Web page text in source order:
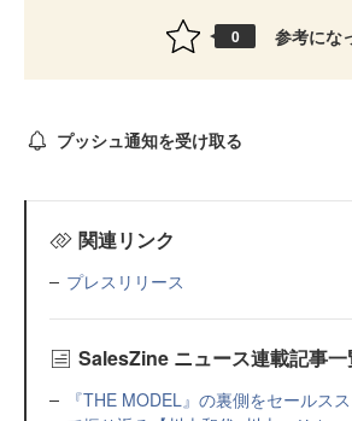
0 参考にな
プッシュ通知を受け取る
関連リンク
プレスリリース
SalesZine ニュース連載記事一
『THE MODEL』の裏側をセールス